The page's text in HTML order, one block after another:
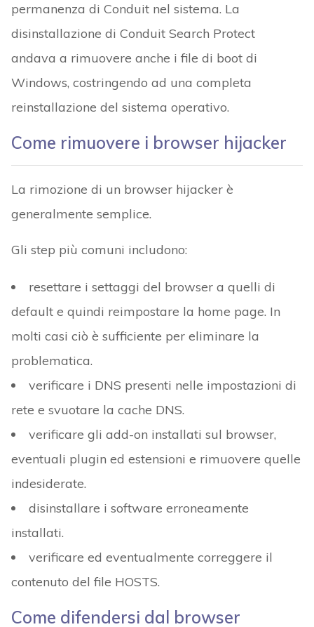
permanenza di Conduit nel sistema. La
disinstallazione di Conduit Search Protect
andava a rimuovere anche i file di boot di
Windows, costringendo ad una completa
reinstallazione del sistema operativo.
Come rimuovere i browser hijacker
La rimozione di un browser hijacker è
generalmente semplice.
Gli step più comuni includono:
resettare i settaggi del browser a quelli di
default e quindi reimpostare la home page. In
molti casi ciò è sufficiente per eliminare la
problematica.
verificare i DNS presenti nelle impostazioni di
rete e svuotare la cache DNS.
verificare gli add-on installati sul browser,
eventuali plugin ed estensioni e rimuovere quelle
indesiderate.
disinstallare i software erroneamente
installati.
verificare ed eventualmente correggere il
contenuto del file HOSTS.
Come difendersi dal browser